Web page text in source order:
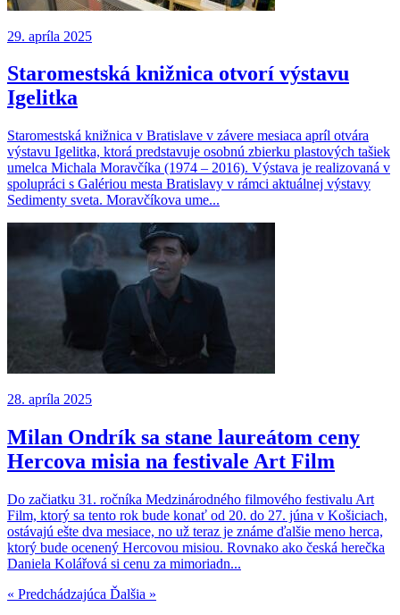
29. apríla 2025
Staromestská knižnica otvorí výstavu
Igelitka
Staromestská knižnica v Bratislave v závere mesiaca apríl otvára
výstavu Igelitka, ktorá predstavuje osobnú zbierku plastových tašiek
umelca Michala Moravčíka (1974 – 2016). Výstava je realizovaná v
spolupráci s Galériou mesta Bratislavy v rámci aktuálnej výstavy
Sedimenty sveta. Moravčíkova ume...
28. apríla 2025
Milan Ondrík sa stane laureátom ceny
Hercova misia na festivale Art Film
Do začiatku 31. ročníka Medzinárodného filmového festivalu Art
Film, ktorý sa tento rok bude konať od 20. do 27. júna v Košiciach,
ostávajú ešte dva mesiace, no už teraz je známe ďalšie meno herca,
ktorý bude ocenený Hercovou misiou. Rovnako ako česká herečka
Daniela Kolářová si cenu za mimoriadn...
« Predchádzajúca Ďalšia »